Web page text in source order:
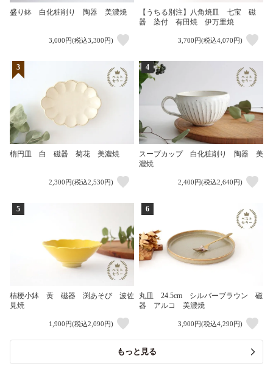
盛り鉢 白化粧削り 陶器 美濃焼
3,000円(税込3,300円)
【うちる別注】八角焼皿 七宝 磁
器 染付 有田焼 伊万里焼
3,700円(税込4,070円)
3
楕円皿 白 磁器 菊花 美濃焼
2,300円(税込2,530円)
4
スープカップ 白化粧削り 陶器 美
濃焼
2,400円(税込2,640円)
5
桔梗小鉢 黄 磁器 渕あそび 波佐
見焼
1,900円(税込2,090円)
6
丸皿 24.5cm シルバーブラウン 磁
器 アルコ 美濃焼
3,900円(税込4,290円)
もっと見る